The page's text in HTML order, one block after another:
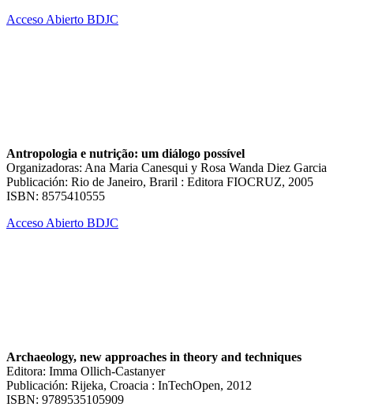
Acceso Abierto BDJC
Antropologia e nutrição: um diálogo possível
Organizadoras: Ana Maria Canesqui y Rosa Wanda Diez Garcia
Publicación: Rio de Janeiro, Braril : Editora FIOCRUZ, 2005
ISBN: 8575410555
Acceso Abierto BDJC
Archaeology, new approaches in theory and techniques
Editora: Imma Ollich-Castanyer
Publicación: Rijeka, Croacia : InTechOpen, 2012
ISBN: 9789535105909